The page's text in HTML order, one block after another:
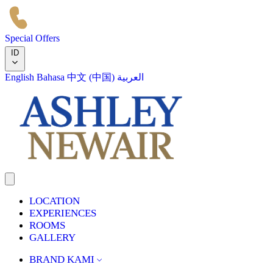
Special Offers
ID
English Bahasa 中文 (中国) العربية
LOCATION
EXPERIENCES
ROOMS
GALLERY
BRAND KAMI